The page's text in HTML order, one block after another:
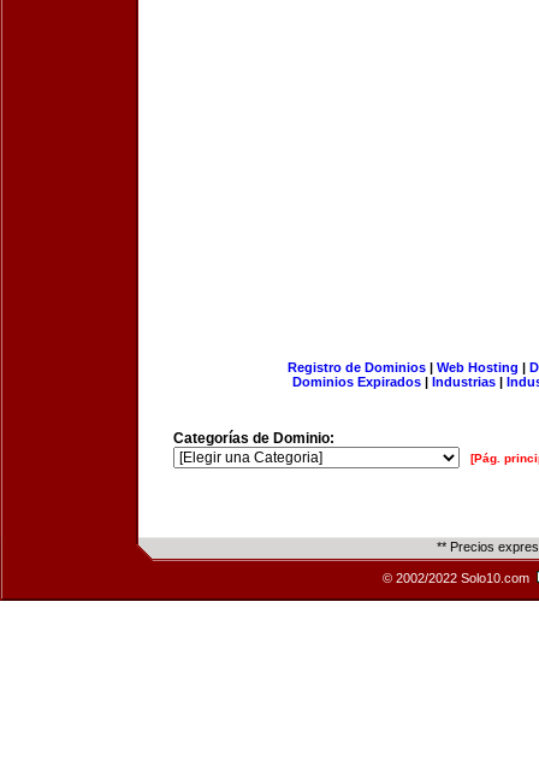
Registro de Dominios| Web Hosting |
Dominios Expirados | Industrias |
Categorías de Dominio:
[Pág.
** Precios
© 2002/2022 Solo10.com